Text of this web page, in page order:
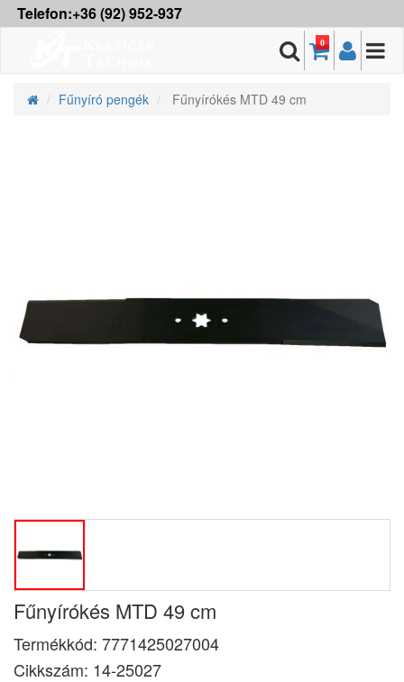
Telefon:+36 (92) 952-937
0
Fűnyíró pengék Fűnyírókés MTD 49 cm
Fűnyírókés MTD 49 cm
Termékkód: 7771425027004
Cikkszám: 14-25027